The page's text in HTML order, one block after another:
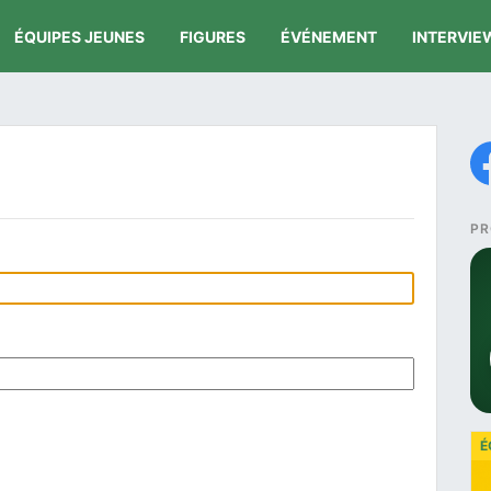
ÉQUIPES JEUNES FIGURES ÉVÉNEMENT